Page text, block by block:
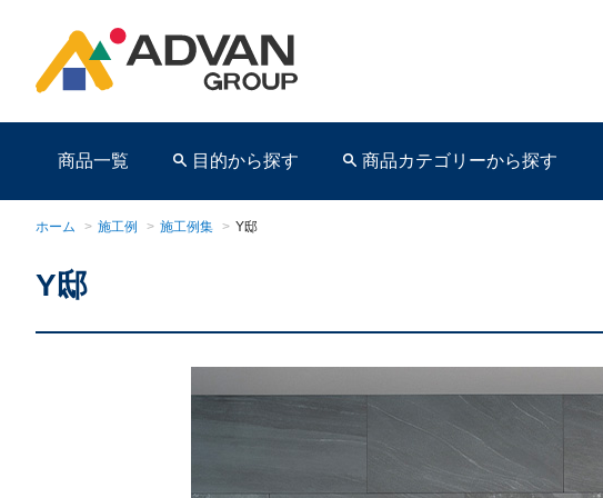
商品一覧 目的から探す 商品カテゴリーから探す
ホーム > 施工例 > 施工例集 > Y邸
Y邸